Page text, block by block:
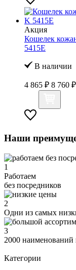
Акция
Кошелек
5415Е
В наличии
4 865 ₽ 8 760 ₽
Наши
1
Работаем
без посредников
2
Одни из самых
3
2000 наименований
Категории